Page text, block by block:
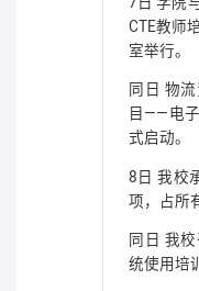
CTE教师
室举行。
同日 物
目——电
式启动。
8日 我校
项，占所
同日 我
统使用培